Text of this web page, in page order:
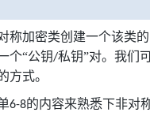
称加密类创建一个该类
个“公钥/私钥”对。我们
方式。
6-8的内容来熟悉下非对